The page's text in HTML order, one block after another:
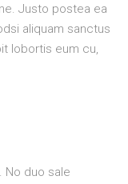
Justo postea ea
aliquam sanctus
lobortis eum cu,
No duo sale